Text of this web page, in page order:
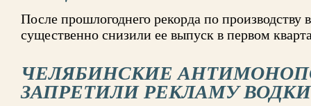
После прошлогоднего рекорда по производству
существенно снизили ее выпуск в первом
ЧЕЛЯБИНСКИЕ
ЗАПРЕТИЛИ РЕКЛАМУ